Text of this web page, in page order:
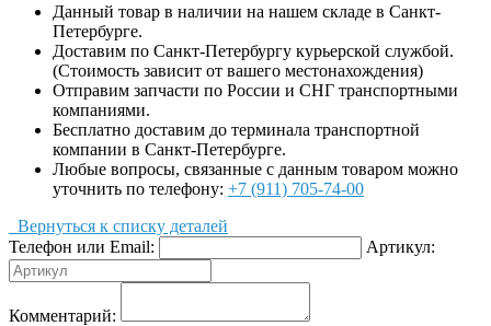
Данный товар в наличии на нашем складе в Санкт-
Петербурге.
Доставим по Санкт-Петербургу курьерской службой.
(Стоимость зависит от вашего местонахождения)
Отправим запчасти по России и СНГ транспортными
компаниями.
Бесплатно доставим до терминала транспортной
компании в Санкт-Петербурге.
Любые вопросы, связанные с данным товаром можно
уточнить по телефону: +7 (911) 705-74-00
Вернуться к списку деталей
Телефон или Email:
Артикул:
Комментарий: